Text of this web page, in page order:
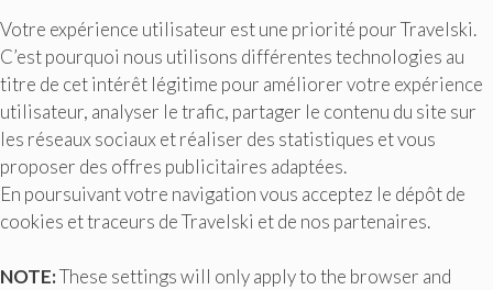
Votre expérience utilisateur est une priorité pour Travelski.
C’est pourquoi nous utilisons différentes technologies au
titre de cet intérêt légitime pour améliorer votre expérience
utilisateur, analyser le trafic, partager le contenu du site sur
les réseaux sociaux et réaliser des statistiques et vous
proposer des offres publicitaires adaptées.
En poursuivant votre navigation vous acceptez le dépôt de
cookies et traceurs de Travelski et de nos partenaires.
NOTE:These settings will only apply to the browser and